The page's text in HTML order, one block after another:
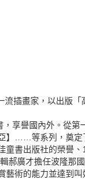
插畫家，以出版「
享譽國內外。從
】……等系列，奠
書出版社的榮譽
郝廣才擔任波隆那
術的能力並達到